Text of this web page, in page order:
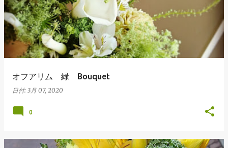
オフアリム 緑 Bouquet
日付: 3月 07, 2020
0